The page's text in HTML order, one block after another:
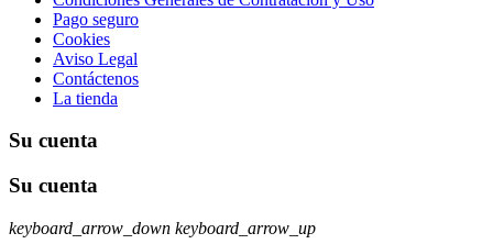
Pago seguro
Cookies
Aviso Legal
Contáctenos
La tienda
Su cuenta
Su cuenta
keyboard_arrow_down keyboard_arrow_up